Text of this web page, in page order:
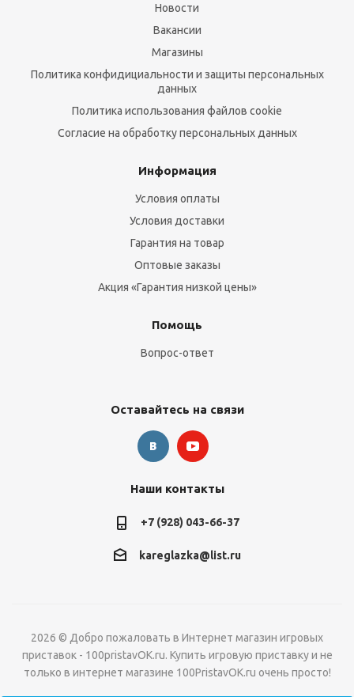
Новости
Вакансии
Магазины
Политика конфидициальности и защиты персональных
данных
Политика использования файлов cookie
Согласие на обработку персональных данных
Информация
Условия оплаты
Условия доставки
Гарантия на товар
Оптовые заказы
Акция «Гарантия низкой цены»
Помощь
Вопрос-ответ
Оставайтесь на связи
Наши контакты
+7 (928) 043-66-37
kareglazka@list.ru
2026 © Добро пожаловать в Интернет магазин игровых
приставок - 100pristavOK.ru. Купить игровую приставку и не
только в интернет магазине 100PristavOK.ru очень просто!